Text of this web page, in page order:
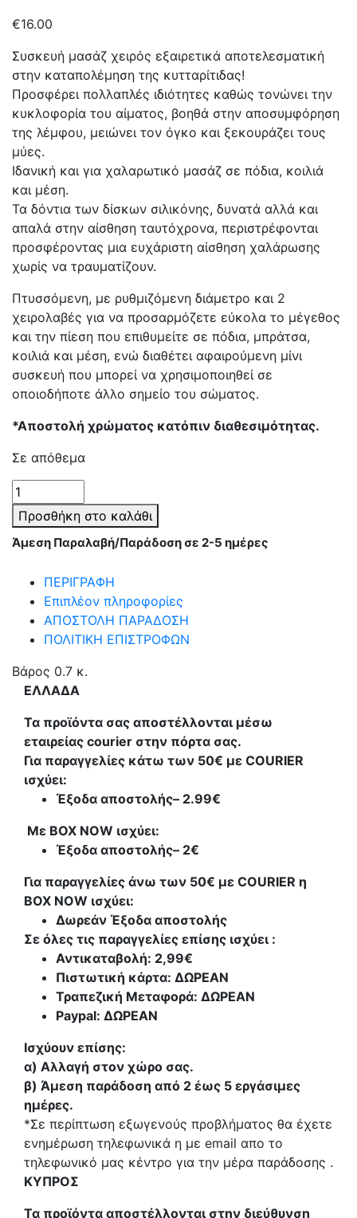
€16.00
Συσκευή μασάζ χειρός εξαιρετικά αποτελεσματική
στην καταπολέμηση της κυτταρίτιδας!
Προσφέρει πολλαπλές ιδιότητες καθώς τονώνει την
κυκλοφορία του αίματος, βοηθά στην αποσυμφόρηση
της λέμφου, μειώνει τον όγκο και ξεκουράζει τους
μύες.
Ιδανική και για χαλαρωτικό μασάζ σε πόδια, κοιλιά
και μέση.
Τα δόντια των δίσκων σιλικόνης, δυνατά αλλά και
απαλά στην αίσθηση ταυτόχρονα, περιστρέφονται
προσφέροντας μια ευχάριστη αίσθηση χαλάρωσης
χωρίς να τραυματίζουν.
Πτυσσόμενη, με ρυθμιζόμενη διάμετρο και 2
χειρολαβές για να προσαρμόζετε εύκολα το μέγεθος
και την πίεση που επιθυμείτε σε πόδια, μπράτσα,
κοιλιά και μέση, ενώ διαθέτει αφαιρούμενη μίνι
συσκευή που μπορεί να χρησιμοποιηθεί σε
οποιοδήποτε άλλο σημείο του σώματος.
*Αποστολή χρώματος κατόπιν διαθεσιμότητας.
Σε απόθεμα
Συσκευή
μασάζ
μηρών
κατά
κυτταρίτιδας
381104
ποσότητα
Προσθήκη στο καλάθι
Άμεση Παραλαβή/Παράδοση σε 2-5 ημέρες
ΠΕΡΙΓΡΑΦΗ
Επιπλέον πληροφορίες
ΑΠΟΣΤΟΛΗ ΠΑΡΑΔΟΣΗ
ΠΟΛΙΤΙΚΗ ΕΠΙΣΤΡΟΦΩΝ
Βάρος 0.7 κ.
ΕΛΛΑΔΑ
Τα προϊόντα σας αποστέλλονται μέσω
εταιρείας courier στην πόρτα σας.
Για παραγγελίες κάτω των 50€ με COURIER
ισχύει:
Έξοδα αποστολής– 2.99€
Με BOX NOW ισχύει:
Έξοδα αποστολής– 2€
Για παραγγελίες άνω των 50€ με COURIER η
BOX NOW ισχύει:
Δωρεάν Έξοδα αποστολής
Σε όλες τις παραγγελίες επίσης ισχύει :
Αντικαταβολή: 2,99€
Πιστωτική κάρτα: ΔΩΡΕΑΝ
Τραπεζική Μεταφορά: ΔΩΡΕΑΝ
Paypal: ΔΩΡΕΑΝ
Ισχύουν επίσης:
α) Αλλαγή στον χώρο σας.
β) Άμεση παράδοση από 2 έως 5 εργάσιμες
ημέρες.
*Σε περίπτωση εξωγενούς προβλήματος θα έχετε
ενημέρωση τηλεφωνικά η με email απο το
τηλεφωνικό μας κέντρο για την μέρα παράδοσης .
ΚΥΠΡΟΣ
Τα προϊόντα αποστέλλονται στην διεύθυνση